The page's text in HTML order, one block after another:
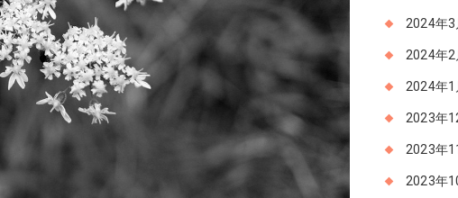
2024年3
2024年2
2024年1
2023年
2023年
2023年